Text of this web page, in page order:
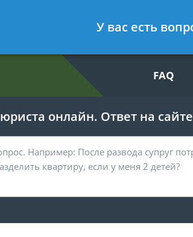
- Юрист по общим вопросам,
FAQ
онлайн. Ответ на
У вас есть